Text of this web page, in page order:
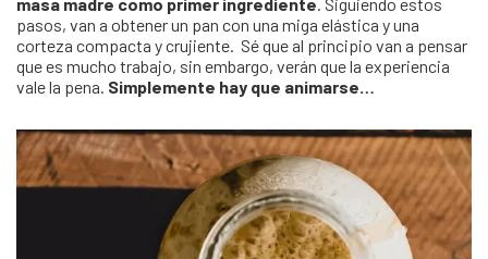
pasos, van a obtener un pan con una miga elástica y una
corteza compacta y crujiente. Sé que al principio van a pensar
que es mucho trabajo, sin embargo, verán que la experiencia
vale la pena. Simplemente hay que animarse…